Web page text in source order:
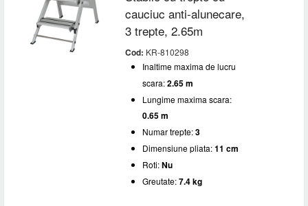
cauciuc anti-alunecare,
3 trepte, 2.65m
Cod: KR-810298
Inaltime maxima de lucru
scara:2.65 m
Lungime maxima scara:
0.65 m
Numar trepte:3
Dimensiune pliata:11 cm
Roti:Nu
Greutate:7.4 kg